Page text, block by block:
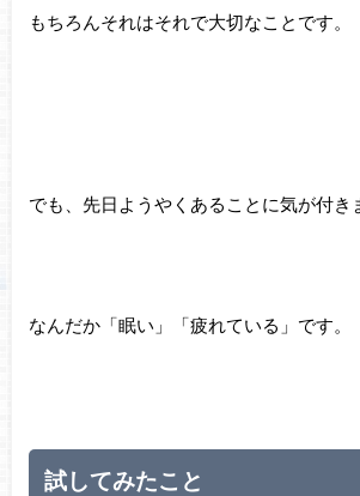
もちろんそれはそれで大切なことです。
でも、先日ようやくあることに気が付き
なんだか「眠い」「疲れている」です。
試してみたこと